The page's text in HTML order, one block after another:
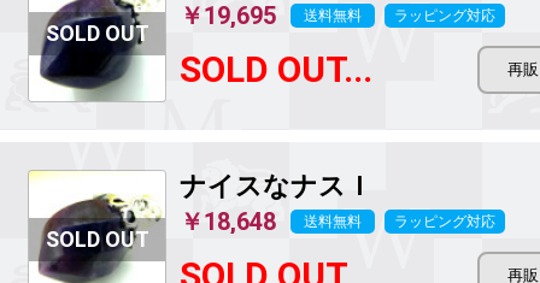
￥19,695 送料無料 ラッピング対応
SOLD OUT...
ナイスなナスＩ
￥18,648 送料無料 ラッピング対応